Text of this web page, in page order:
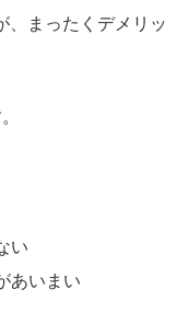
、まったくデメリッ
い
あいまい